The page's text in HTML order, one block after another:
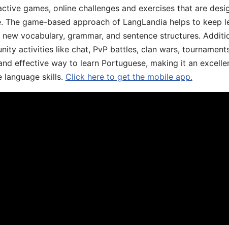
games, online challenges and exercises that are
The game-based approach of LangLandia helps to keep
vocabulary, grammar, and sentence structures.
activities like chat, PvP battles, clan wars,
effective way to learn Portuguese, making it an
language skills. Click here to get the mobile app.